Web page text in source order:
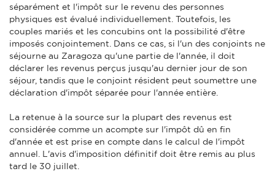
séparément et l'impôt sur le revenu des personnes
physiques est évalué individuellement. Toutefois, les
couples mariés et les concubins ont la possibilité d'être
imposés conjointement. Dans ce cas, si l'un des conjoints ne
séjourne au Zaragoza qu'une partie de l'année, il doit
déclarer les revenus perçus jusqu'au dernier jour de son
séjour, tandis que le conjoint résident peut soumettre une
déclaration d'impôt séparée pour l'année entière.
La retenue à la source sur la plupart des revenus est
considérée comme un acompte sur l'impôt dû en fin
d'année et est prise en compte dans le calcul de l'impôt
annuel. L'avis d'imposition définitif doit être remis au plus
tard le 30 juillet.